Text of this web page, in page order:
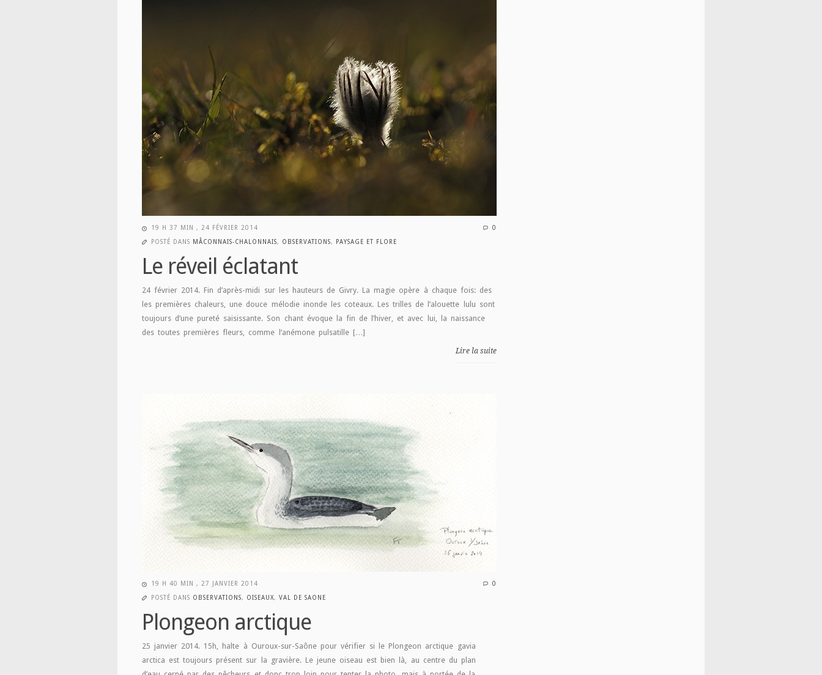
19 H 37 MIN , 24 FÉVRIER 2014 0
POSTÉ DANS MÂCONNAIS-CHALONNAIS, OBSERVATIONS, PAYSAGE ET FLORE
Le réveil éclatant
24 février 2014. Fin d’après-midi sur les hauteurs de Givry. La magie opère à chaque fois: des
les premières chaleurs, une douce mélodie inonde les coteaux. Les trilles de l’alouette lulu sont
toujours d’une pureté saisissante. Son chant évoque la fin de l’hiver, et avec lui, la naissance
des toutes premières fleurs, comme l‘anémone pulsatille […]
Lire la suite
19 H 40 MIN , 27 JANVIER 2014 0
POSTÉ DANS OBSERVATIONS, OISEAUX, VAL DE SAONE
Plongeon arctique
25 janvier 2014. 15h, halte à Ouroux-sur-Saône pour vérifier si le Plongeon arctique gavia
arctica est toujours présent sur la gravière. Le jeune oiseau est bien là, au centre du plan